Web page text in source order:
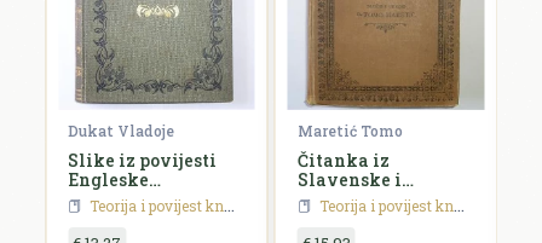
Dukat Vladoje
Slike iz povijesti
Engleske
književnosti
Teorija i povijest književnosti
Maretić Tomo
Čitanka iz
Slavenske i
Madžarske
književnosti
Teorija i povijest književnosti